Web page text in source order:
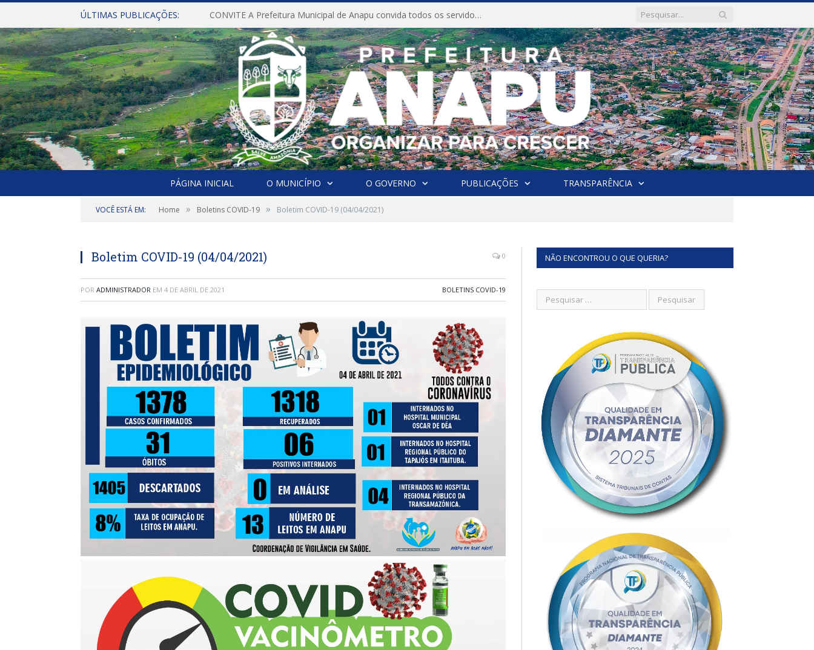
ÚLTIMAS PUBLICAÇÕES: CONVITE A Prefeitura Municipal de Anapu convida todos os servidores públicos municipais para participarem da Audiência Pública de discussão da Lei de Diretrizes Orçamentárias (LDO), importante instrumento de planejamento das ações e investimentos da Administração Pública para o próximo exercício financeiro.
PÁGINA INICIAL O MUNICÍPIO O GOVERNO PUBLICAÇÕES TRANSPARÊNCIA
VOCÊ ESTÁ EM: Home » Boletins COVID-19 » Boletim COVID-19 (04/04/2021)
Boletim COVID-19 (04/04/2021) 0
POR ADMINISTRADOR EM 4 DE ABRIL DE 2021 BOLETINS COVID-19
NÃO ENCONTROU O QUE QUERIA?